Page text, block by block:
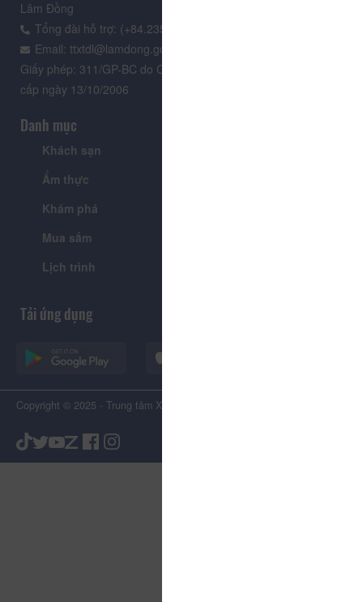
Lâm Đồng
Tổng đài hỗ trợ: (+84.235) 3.916.961
Email: ttxtdl@lamdong.gov.vn
Giấy phép: 311/GP-BC do Cục Báo chí - Bộ Văn hóa Thông tin
cấp ngày 13/10/2006
Danh mục
Khách sạn
Ẩm thực
Khám phá
Mua sắm
Lịch trình
Tải ứng dụng
Copyright © 2025 - Trung tâm Xúc tiến Du lịch Tỉnh Lâm Đồng